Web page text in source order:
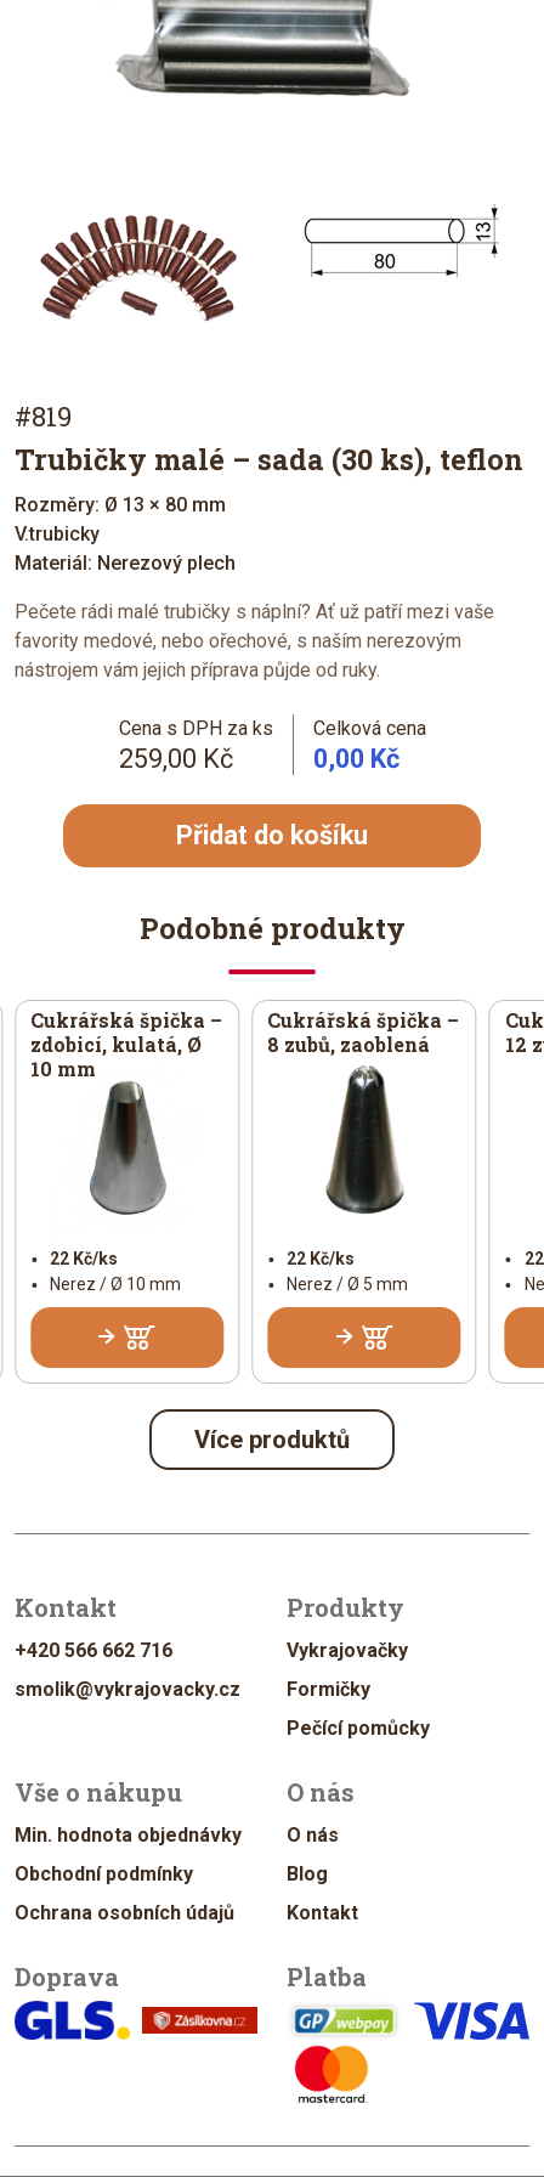
#819
Trubičky malé – sada (30 ks), teflon
Rozměry: Ø 13 × 80 mm
V.trubicky
Materiál: Nerezový plech
Pečete rádi malé trubičky s náplní? Ať už patří mezi vaše
favority medové, nebo ořechové, s naším nerezovým
nástrojem vám jejich příprava půjde od ruky.
Cena s DPH za ks
259,00 Kč
Celková cena
0,00 Kč
Přidat do košíku
Podobné produkty
Cukrářská špička –
zdobicí, kulatá, Ø
10 mm
22 Kč/ks
Nerez / Ø 10 mm
Cukrářská špička –
8 zubů, zaoblená
22 Kč/ks
Nerez / Ø 5 mm
12
Více produktů
Kontakt
+420 566 662 716
smolik@vykrajovacky.cz
Produkty
Vykrajovačky
Formičky
Pečící pomůcky
Vše o nákupu
Min. hodnota objednávky
Obchodní podmínky
Ochrana osobních údajů
O nás
O nás
Blog
Kontakt
Doprava Platba